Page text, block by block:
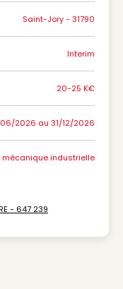
Saint-Jory - 31790
Interim
20-25 K€
2026 au 31/12/2026
mécanique industrielle
- 647 239